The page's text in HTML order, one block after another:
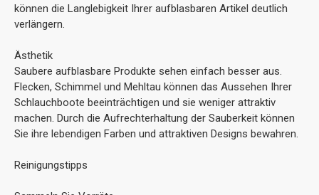
können die Langlebigkeit Ihrer aufblasbaren Artikel deutlich
verlängern.
Ästhetik
Saubere aufblasbare Produkte sehen einfach besser aus.
Flecken, Schimmel und Mehltau können das Aussehen Ihrer
Schlauchboote beeinträchtigen und sie weniger attraktiv
machen. Durch die Aufrechterhaltung der Sauberkeit können
Sie ihre lebendigen Farben und attraktiven Designs bewahren.
Reinigungstipps